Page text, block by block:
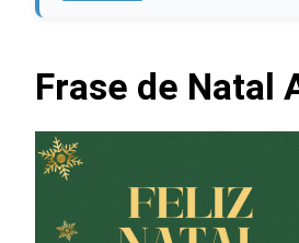
Frase de Natal